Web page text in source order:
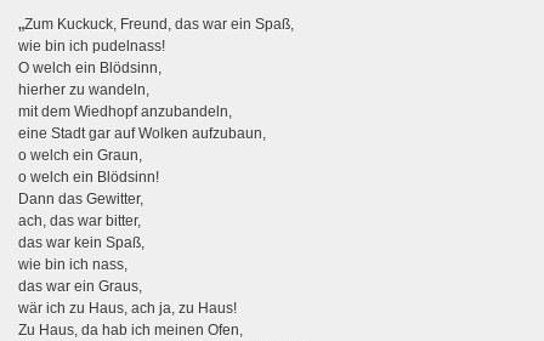
„Zum Kuckuck, Freund, das war ein Spaß,
wie bin ich pudelnass!
O welch ein Blödsinn,
hierher zu wandeln,
mit dem Wiedhopf anzubandeln,
eine Stadt gar auf Wolken aufzubaun,
o welch ein Graun,
o welch ein Blödsinn!
Dann das Gewitter,
ach, das war bitter,
das war kein Spaß,
wie bin ich nass,
das war ein Graus,
wär ich zu Haus, ach ja, zu Haus!
Zu Haus, da hab ich meinen Ofen,